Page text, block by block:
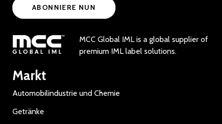
ABONNIERE NUN
MCC Global IML is a global supplier of
premium IML label solutions.
Markt
Automobilindustrie und Chemie
Getränke